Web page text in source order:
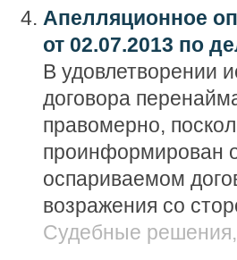
Апелляционное
от 02.07.2013 по
В удовлетворении
договора
правомерно,
проинформирован
оспариваемом
возражения со
Судебные